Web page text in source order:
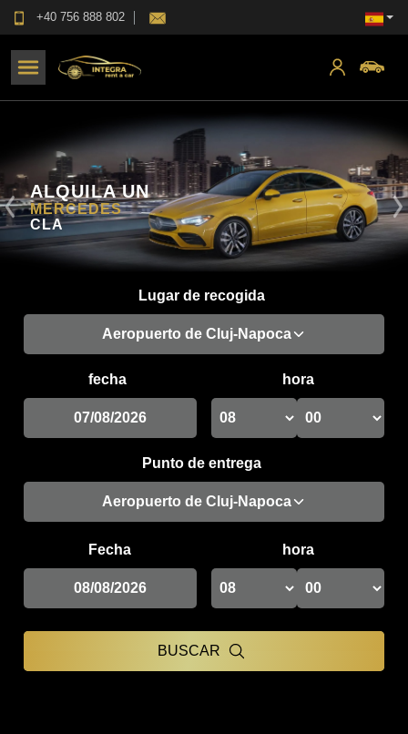
+40 756 888 802
ALQUILA UN
MERCEDES
CLA
Previous
Lugar de recogida
Aeropuerto de Cluj-Napoca
fecha hora
Punto de entrega
Aeropuerto de Cluj-Napoca
Fecha hora
BUSCAR